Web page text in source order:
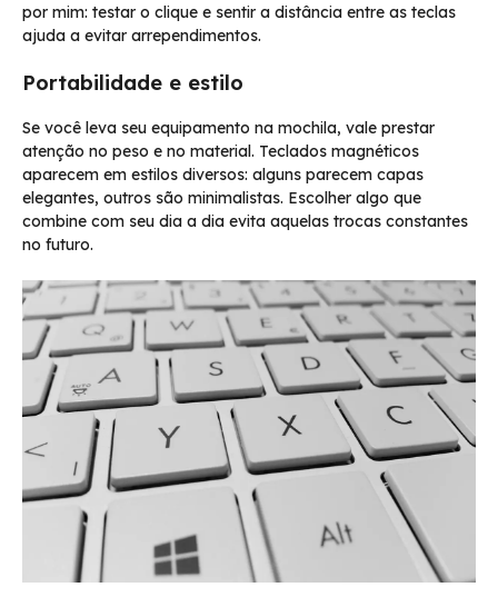
por mim: testar o clique e sentir a distância entre as teclas
ajuda a evitar arrependimentos.
Portabilidade e estilo
Se você leva seu equipamento na mochila, vale prestar
atenção no peso e no material. Teclados magnéticos
aparecem em estilos diversos: alguns parecem capas
elegantes, outros são minimalistas. Escolher algo que
combine com seu dia a dia evita aquelas trocas constantes
no futuro.